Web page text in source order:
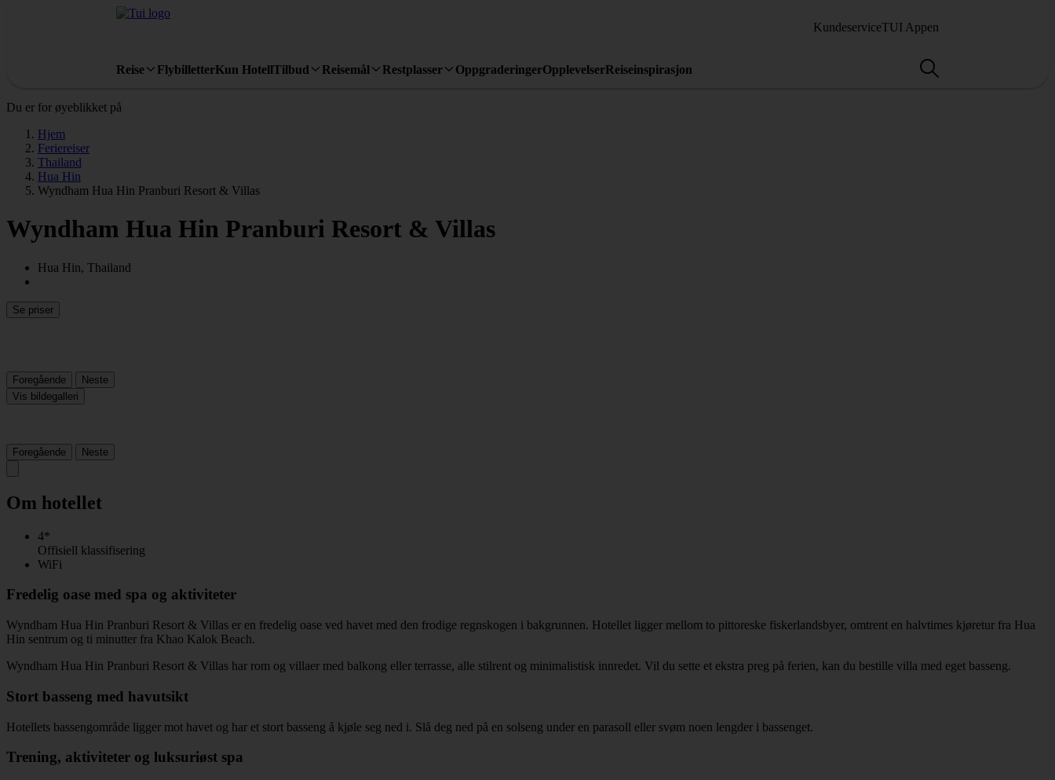
KundeserviceTUI Appen
Reise FlybilletterKun HotellTilbud Reisemål Restplasser OppgraderingerOpplevelserReiseinspirasjon
Du er for øyeblikket på
Hjem
Feriereiser
Thailand
Hua Hin
Wyndham Hua Hin Pranburi Resort & Villas
Wyndham Hua Hin Pranburi Resort & Villas
Hua Hin, Thailand
Se priser
Foregående
Neste
Vis bildegalleri
Foregående Neste
Om hotellet
4*
Offisiell klassifisering
WiFi
Fredelig oase med spa og aktiviteter
Wyndham Hua Hin Pranburi Resort & Villas er en fredelig oase ved havet med den frodige regnskogen i bakgrunnen. Hotellet ligger mellom to pittoreske fiskerlandsbyer, omtrent en halvtimes kjøretur fra Hua
Hin sentrum og ti minutter fra Khao Kalok Beach.
Wyndham Hua Hin Pranburi Resort & Villas har rom og villaer med balkong eller terrasse, alle stilrent og minimalistisk innredet. Vil du sette et ekstra preg på ferien, kan du bestille villa med eget basseng.
Stort basseng med havutsikt
Hotellets bassengområde ligger mot havet og har et stort basseng å kjøle seg ned i. Slå deg ned på en solseng under en parasoll eller svøm noen lengder i bassenget.
Trening, aktiviteter og luksuriøst spa